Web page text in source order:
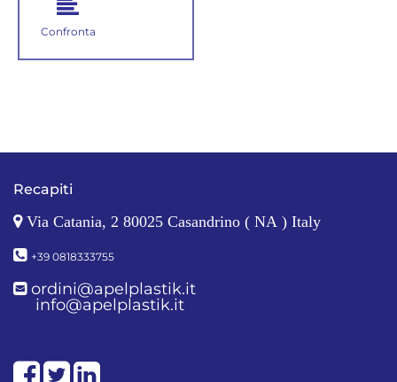
Confronta
Recapiti
Via Catania, 2 80025 Casandrino ( NA ) Italy
+39 0818333755
ordini@apelplastik.it
info@apelplastik.it
Facebook
TwitterLinkedIn